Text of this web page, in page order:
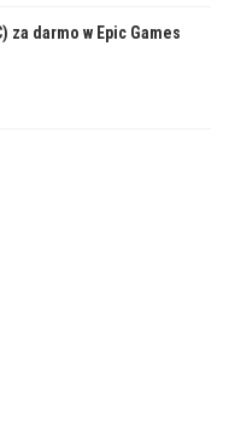
za darmo w Epic Games